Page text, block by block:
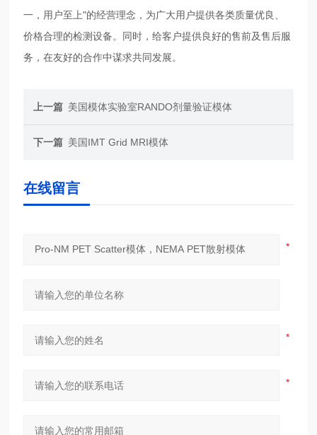
一，用户至上"的经营理念，为广大用户提供各类质量优良、
价格合理的检测设备。同时，给客户提供良好的售前及售后服
务，在友好的合作中谋求共同发展。
上一篇 美国模体实验室RANDO剂量验证模体
下一篇 美国IMT Grid MRI模体
在线留言